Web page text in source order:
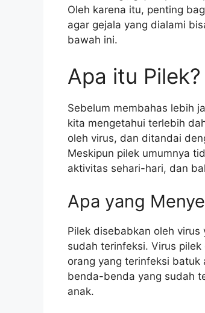
Oleh karena itu, penting
agar gejala yang dialami
bawah ini.
Apa itu Pilek?
Sebelum membahas lebih
kita mengetahui terlebih
oleh virus, dan ditandai
Meskipun pilek umumnya
aktivitas sehari-hari, dan
Apa yang
Pilek disebabkan oleh
sudah terinfeksi. Virus
orang yang terinfeksi batuk
benda-benda yang sudah
anak.